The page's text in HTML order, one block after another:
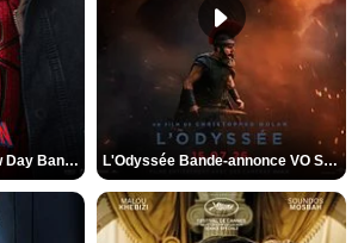
Spider-Man: Brand New Day Bande-annonce VO STFR L'Odyssée Bande-annonce VO STFR